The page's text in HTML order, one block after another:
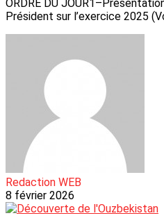
ORDRE DU
Président sur l’exercice 2025
Redaction WEB
8 février 2026